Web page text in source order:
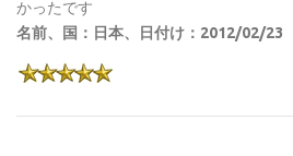
かったです
名前、国：日本、日付け：2012/02/23